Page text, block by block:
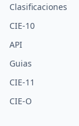
Clasificaciones
CIE-10
API
Guias
CIE-11
CIE-O